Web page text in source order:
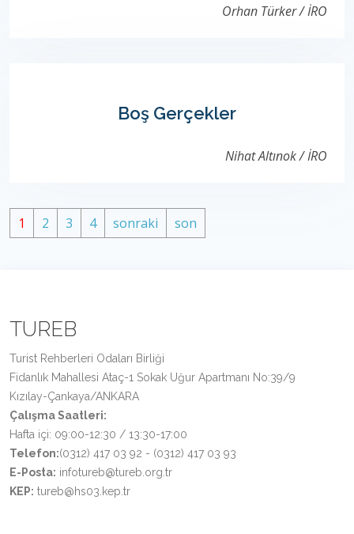
Orhan Türker / İRO
Boş Gerçekler
Nihat Altınok / İRO
1 2 3 4 sonraki son
TUREB
Turist Rehberleri Odaları Birliği
Fidanlık Mahallesi Ataç-1 Sokak Uğur Apartmanı No:39/9
Kızılay-Çankaya/ANKARA
Çalışma Saatleri:
Hafta içi: 09:00-12:30 / 13:30-17:00
Telefon:(0312) 417 03 92 - (0312) 417 03 93
E-Posta: infotureb@tureb.org.tr
KEP: tureb@hs03.kep.tr